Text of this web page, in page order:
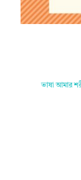
ভাষা আমার